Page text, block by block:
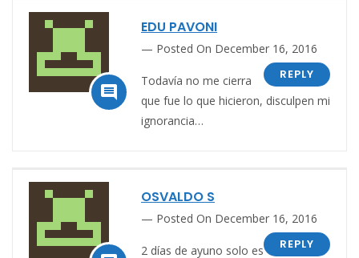

EDU PAVONI
Posted On December 16, 2016
REPLY
Todavía no me cierra
que fue lo que hicieron, disculpen mi
ignorancia…
OSVALDO S
Posted On December 16, 2016
REPLY
2 días de ayuno solo es